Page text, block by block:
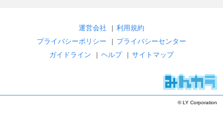
運営会社 | 利用規約
プライバシーポリシー
| プライバシーセンター
ガイドライン
| ヘルプ | サイトマップ
© LY Corporation